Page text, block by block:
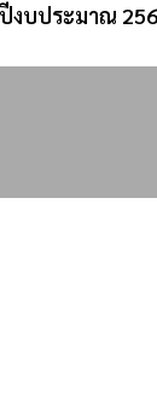
งบประมาณ